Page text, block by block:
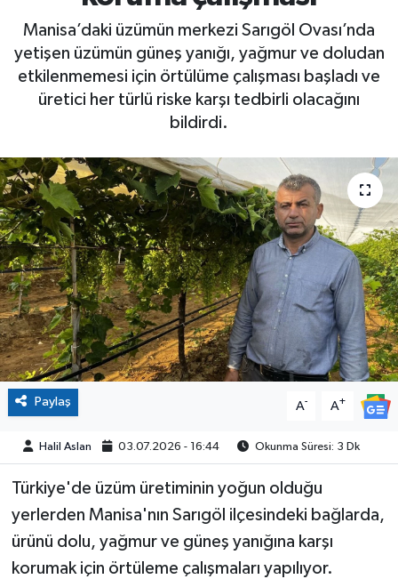
Manisa’daki üzümün merkezi Sarıgöl Ovası’nda
yetişen üzümün güneş yanığı, yağmur ve doludan
etkilenmemesi için örtülüme çalışması başladı ve
üretici her türlü riske karşı tedbirli olacağını
bildirdi.
Paylaş A- A+
Halil Aslan 03.07.2026 - 16:44 Okunma Süresi: 3 Dk
Türkiye'de üzüm üretiminin yoğun olduğu
yerlerden Manisa'nın Sarıgöl ilçesindeki bağlarda,
ürünü dolu, yağmur ve güneş yanığına karşı
korumak için örtüleme çalışmaları yapılıyor.